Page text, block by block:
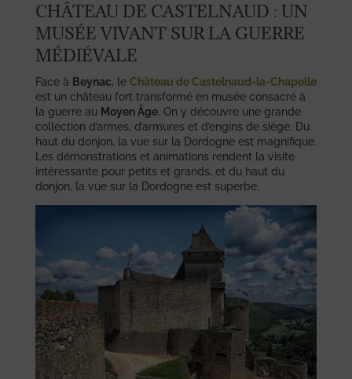
CHÂTEAU DE CASTELNAUD : UN
MUSÉE VIVANT SUR LA GUERRE
MÉDIÉVALE
Face à Beynac, le Château de Castelnaud-la-Chapelle
est un château fort transformé en musée consacré à
la guerre au Moyen Âge. On y découvre une grande
collection d’armes, d’armures et d’engins de siège. Du
haut du donjon, la vue sur la Dordogne est magnifique.
Les démonstrations et animations rendent la visite
intéressante pour petits et grands, et du haut du
donjon, la vue sur la Dordogne est superbe.